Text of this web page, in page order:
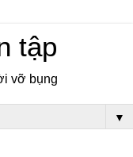
tập
vỡ bụng
▼